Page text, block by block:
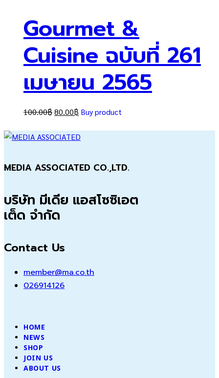
Gourmet &
Cuisine ฉบับที่ 261
เมษายน 2565
100.00฿Original
was:
80.00฿ Current
is:
Buy product
MEDIA ASSOCIATED CO.,LTD.
บริษัท มีเดีย แอสโซซิเอต
เต็ด จำกัด
Contact Us
member@ma.co.th
026914126
HOME
NEWS
SHOP
JOIN US
ABOUT US